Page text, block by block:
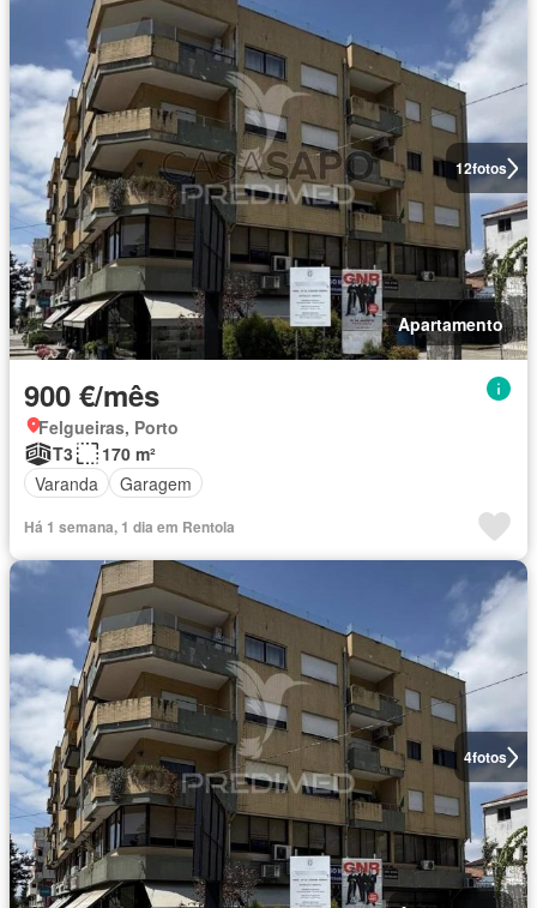
12fotos
Apartamento
900 €/mês
Felgueiras, Porto
T3
170 m²
Varanda
Garagem
Há 1 semana, 1 dia em Rentola
4fotos